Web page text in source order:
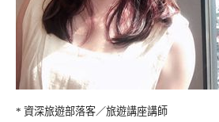
* 資深旅遊部落客／旅遊講座講師